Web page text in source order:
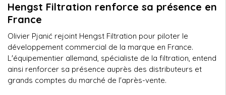
Hengst Filtration renforce sa présence en
France
Olivier Pjanić rejoint Hengst Filtration pour piloter le
développement commercial de la marque en France.
L'équipementier allemand, spécialiste de la filtration, entend
ainsi renforcer sa présence auprès des distributeurs et
grands comptes du marché de l'après-vente.